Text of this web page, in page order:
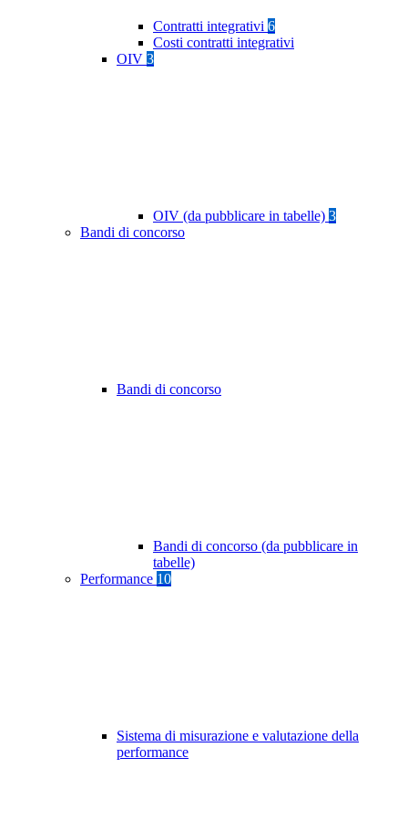
Contratti integrativi 6
Costi contratti integrativi
OIV 3
OIV (da pubblicare in tabelle) 3
Bandi di concorso
Bandi di concorso
Bandi di concorso (da pubblicare in
tabelle)
Performance 10
Sistema di misurazione e valutazione della
performance